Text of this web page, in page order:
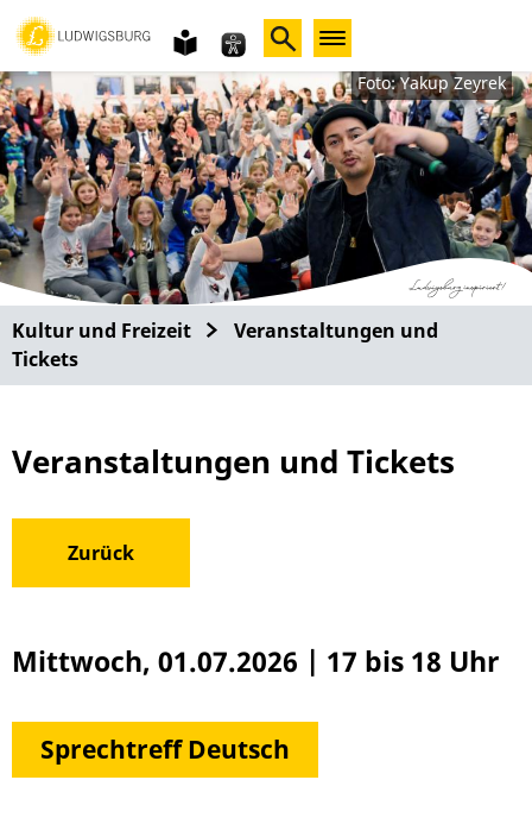
Gebärdensprache
leichte
Sprache Foto: Yakup Zeyrek
Kultur und Freizeit
Veranstaltungen und
Tickets
Veranstaltungen und Tickets
Zurück
Mittwoch, 01.07.2026 | 17 bis 18 Uhr
Sprechtreff Deutsch